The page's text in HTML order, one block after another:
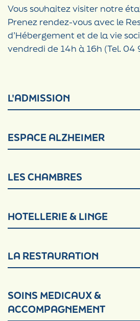
Vous souhaitez visiter notre
Prenez rendez-vous avec le
d’Hébergement et de la vie
vendredi de 14h à 16h (Tel.
L'ADMISSION
ESPACE ALZHEIMER
LES CHAMBRES
HOTELLERIE & LINGE
LA RESTAURATION
SOINS MEDICAUX &
ACCOMPAGNEMENT